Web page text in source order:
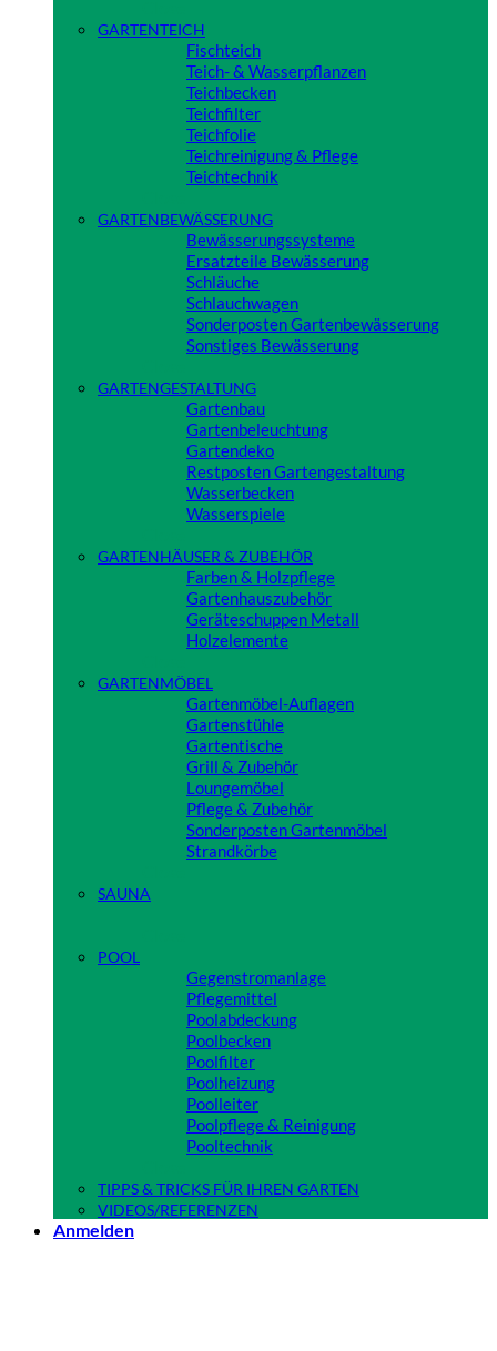
GARTENTEICH
Fischteich
Teich- & Wasserpflanzen
Teichbecken
Teichfilter
Teichfolie
Teichreinigung & Pflege
Teichtechnik
GARTENBEWÄSSERUNG
Bewässerungssysteme
Ersatzteile Bewässerung
Schläuche
Schlauchwagen
Sonderposten Gartenbewässerung
Sonstiges Bewässerung
GARTENGESTALTUNG
Gartenbau
Gartenbeleuchtung
Gartendeko
Restposten Gartengestaltung
Wasserbecken
Wasserspiele
GARTENHÄUSER & ZUBEHÖR
Farben & Holzpflege
Gartenhauszubehör
Geräteschuppen Metall
Holzelemente
GARTENMÖBEL
Gartenmöbel-Auflagen
Gartenstühle
Gartentische
Grill & Zubehör
Loungemöbel
Pflege & Zubehör
Sonderposten Gartenmöbel
Strandkörbe
SAUNA
POOL
Gegenstromanlage
Pflegemittel
Poolabdeckung
Poolbecken
Poolfilter
Poolheizung
Poolleiter
Poolpflege & Reinigung
Pooltechnik
TIPPS & TRICKS FÜR IHREN GARTEN
VIDEOS/REFERENZEN
Anmelden